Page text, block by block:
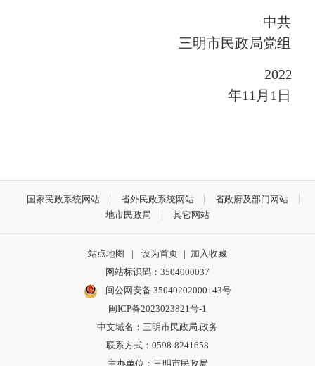
中共
三明市民政局党组
2022
年11 月 1 日
国家民政系统网站 省外民政系统网站
省政府及部门网站
地市民政局
其它网站
站点地图 | 设为首页 | 加入收藏
网站标识码：3504000037
闽公网安备 35040202000143号
闽ICP备2023023821号-1
中文域名：三明市民政局.政务
联系方式：0598-8241658
主办单位：三明市民政局